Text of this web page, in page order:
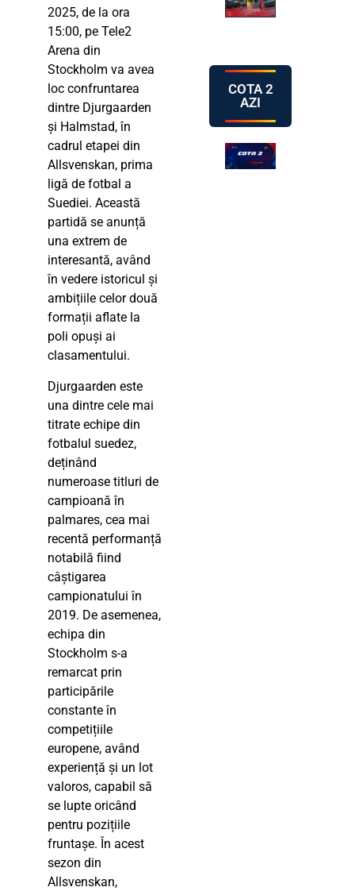
2025, de la ora
15:00, pe Tele2
Arena din
Stockholm va avea
loc confruntarea
dintre Djurgaarden
și Halmstad, în
cadrul etapei din
Allsvenskan, prima
ligă de fotbal a
Suediei. Această
partidă se anunță
una extrem de
interesantă, având
în vedere istoricul și
ambițiile celor două
formații aflate la
poli opuși ai
clasamentului.
Djurgaarden este
una dintre cele mai
titrate echipe din
fotbalul suedez,
deținând
numeroase titluri de
campioană în
palmares, cea mai
recentă performanță
notabilă fiind
câștigarea
campionatului în
2019. De asemenea,
echipa din
Stockholm s-a
remarcat prin
participările
constante în
competițiile
europene, având
experiență și un lot
valoros, capabil să
se lupte oricând
pentru pozițiile
fruntașe. În acest
sezon din
Allsvenskan,
COTA 2
AZI